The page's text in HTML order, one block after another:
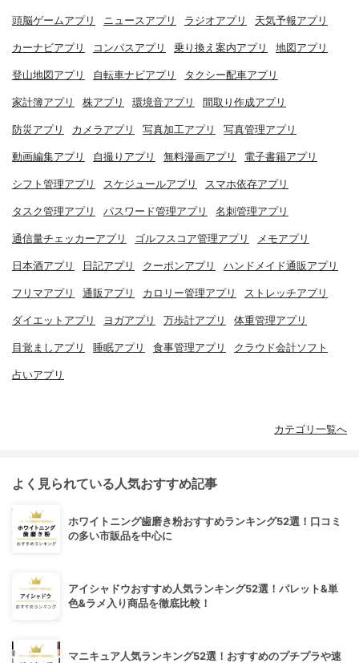
頭脳ゲームアプリ ニュースアプリ ラジオアプリ 天気予報アプリ
カーナビアプリ コンパスアプリ 乗り換え案内アプリ 地図アプリ
登山地図アプリ 自転車ナビアプリ タクシー配車アプリ
家計簿アプリ 株アプリ 環境音アプリ 間取り作成アプリ
防災アプリ カメラアプリ 写真加工アプリ 写真管理アプリ
動画編集アプリ 自撮りアプリ 無料漫画アプリ 電子書籍アプリ
シフト管理アプリ スケジュールアプリ スマホ依存アプリ
タスク管理アプリ パスワード管理アプリ 名刺管理アプリ
通信量チェッカーアプリ ゴルフスコア管理アプリ メモアプリ
日本酒アプリ 日記アプリ クーポンアプリ ハンドメイド通販アプリ
フリマアプリ 通販アプリ カロリー管理アプリ ストレッチアプリ
ダイエットアプリ ヨガアプリ 万歩計アプリ 体重管理アプリ
目覚ましアプリ 睡眠アプリ 食事管理アプリ クラウド会計ソフト
占いアプリ
カテゴリ一覧へ
よく見られている人気おすすめ記事
ホワイトニング歯磨き粉おすすめランキング52選！口コミ
の多い市販品を中心に
アイシャドウおすすめ人気ランキング52選！パレット&単
色&ラメ入り商品を徹底比較！
マニキュア人気ランキング52選！おすすめのプチプラや速